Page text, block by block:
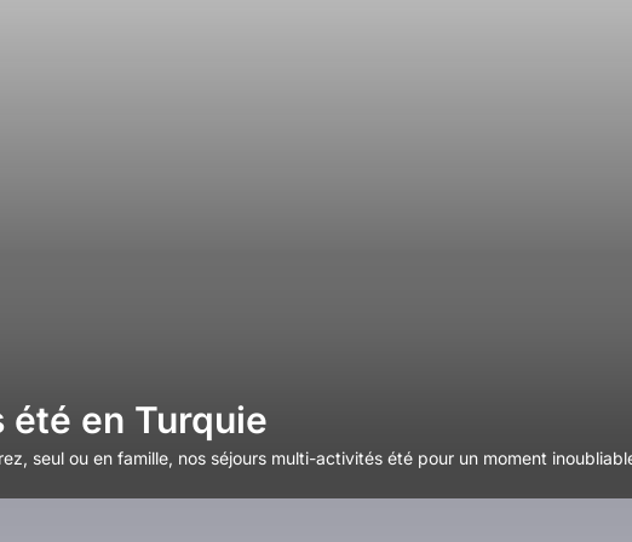
en Turquie
seul ou en famille, nos séjours multi-activités été pour un moment